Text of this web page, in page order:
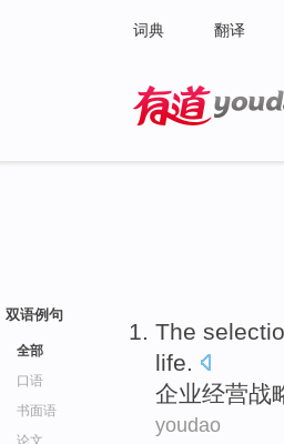
词典 翻译
双语例句
全部
口语
书面语
论文
The
life.
企业经营战
youdao